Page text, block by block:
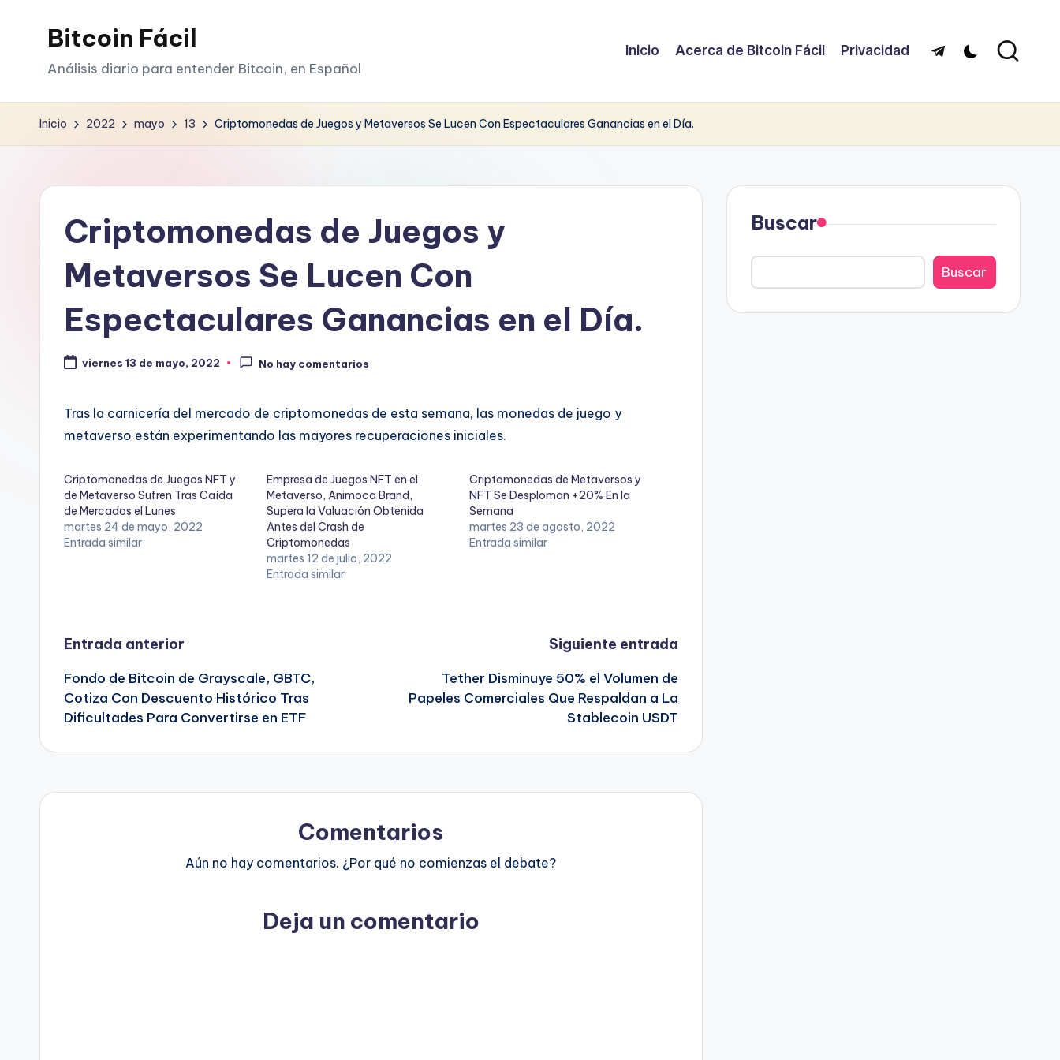
Bitcoin Fácil
Análisis diario para entender Bitcoin, en Español
Inicio Acerca de Bitcoin Fácil Privacidad Telegram
Inicio 2022 mayo 13 Criptomonedas de Juegos y Metaversos Se Lucen Con Espectaculares Ganancias en el Día.
Criptomonedas de Juegos y
Metaversos Se Lucen Con
Espectaculares Ganancias en el Día.
viernes 13 de mayo, 2022 No hay comentarios
Tras la carnicería del mercado de criptomonedas de esta semana, las monedas de juego y
metaverso están experimentando las mayores recuperaciones iniciales.
Criptomonedas de Juegos NFT y
de Metaverso Sufren Tras Caída
de Mercados el Lunes
martes 24 de mayo, 2022
Entrada similar
Empresa de Juegos NFT en el
Metaverso, Animoca Brand,
Supera la Valuación Obtenida
Antes del Crash de
Criptomonedas
martes 12 de julio, 2022
Entrada similar
Criptomonedas de Metaversos y
NFT Se Desploman +20% En la
Semana
martes 23 de agosto, 2022
Entrada similar
Navegación
de
entradas
Entrada anterior
Fondo de Bitcoin de Grayscale, GBTC,
Cotiza Con Descuento Histórico Tras
Dificultades Para Convertirse en ETF
Siguiente entrada
Tether Disminuye 50% el Volumen de
Papeles Comerciales Que Respaldan a La
Stablecoin USDT
Comentarios
Aún no hay comentarios. ¿Por qué no comienzas el debate?
Deja un comentario
Buscar
Buscar